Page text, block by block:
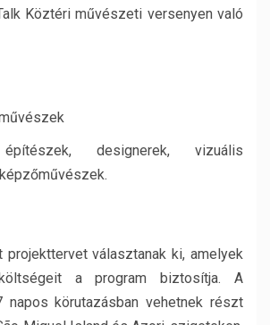
Köztéri művészeti versenyen való
designerek, vizuális
választanak ki, amelyek
a program biztosítja. A
körutazásban vehetnek részt